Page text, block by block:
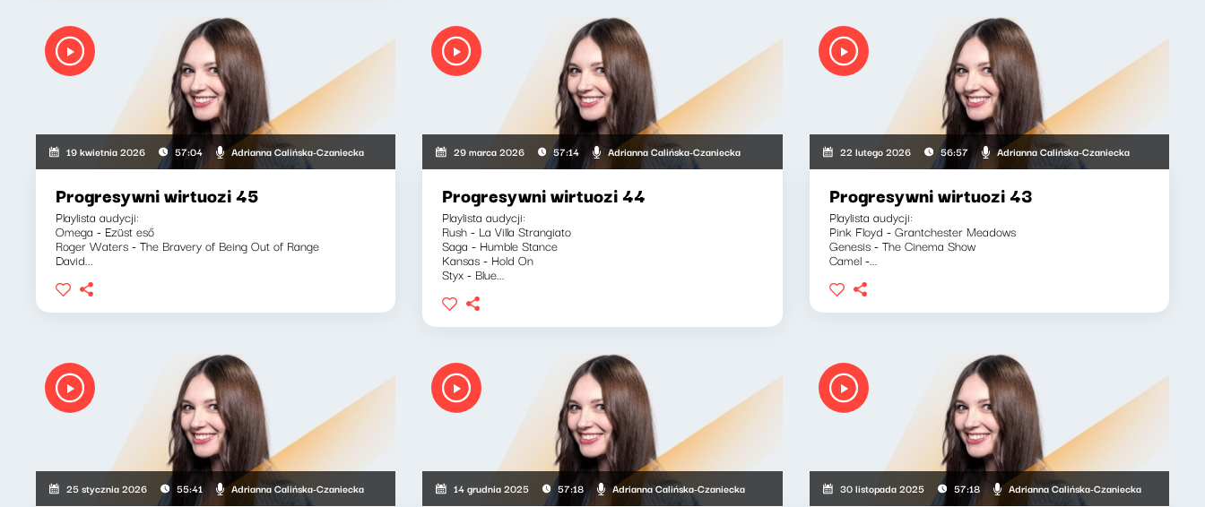
19 kwietnia 2026 57:04 Adrianna Calińska-Czaniecka
Progresywni wirtuozi 45
Playlista audycji:
Omega - Ezüst eső
Roger Waters - The Bravery of Being Out of Range
David...
29 marca 2026 57:14 Adrianna Calińska-Czaniecka
Progresywni wirtuozi 44
Playlista audycji:
Rush - La Villa Strangiato
Saga - Humble Stance
Kansas - Hold On
Styx - Blue...
22 lutego 2026 56:57 Adrianna Calińska-Czaniecka
Progresywni wirtuozi 43
Playlista audycji:
Pink Floyd - Grantchester Meadows
Genesis - The Cinema Show
Camel -...
25 stycznia 2026 55:41 Adrianna Calińska-Czaniecka 14 grudnia 2025 57:18 Adrianna Calińska-Czaniecka 30 listopada 2025 57:18 Adrianna Calińska-Czaniecka